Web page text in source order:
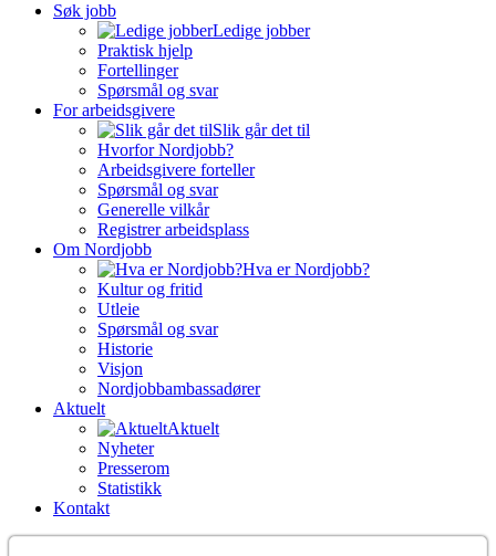
Søk jobb
Ledige jobber
Praktisk hjelp
Fortellinger
Spørsmål og svar
For arbeidsgivere
Slik går det til
Hvorfor Nordjobb?
Arbeidsgivere forteller
Spørsmål og svar
Generelle vilkår
Registrer arbeidsplass
Om Nordjobb
Hva er Nordjobb?
Kultur og fritid
Utleie
Spørsmål og svar
Historie
Visjon
Nordjobbambassadører
Aktuelt
Aktuelt
Nyheter
Presserom
Statistikk
Kontakt